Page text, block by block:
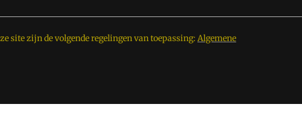
site zijn de volgende regelingen van toepassing: Algemene